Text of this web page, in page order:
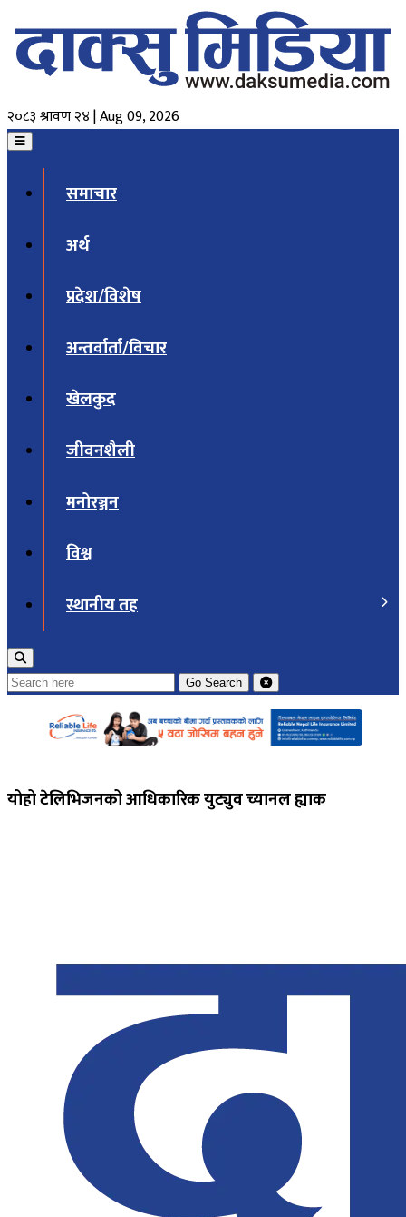
२०८३ श्रावण २४ | Aug 09, 2026
समाचार
अर्थ
प्रदेश/विशेष
अन्तर्वार्ता/विचार
खेलकुद
जीवनशैली
मनोरञ्जन
विश्व
स्थानीय तह
Go Search
योहो टेलिभिजनको आधिकारिक युट्युव च्यानल ह्याक